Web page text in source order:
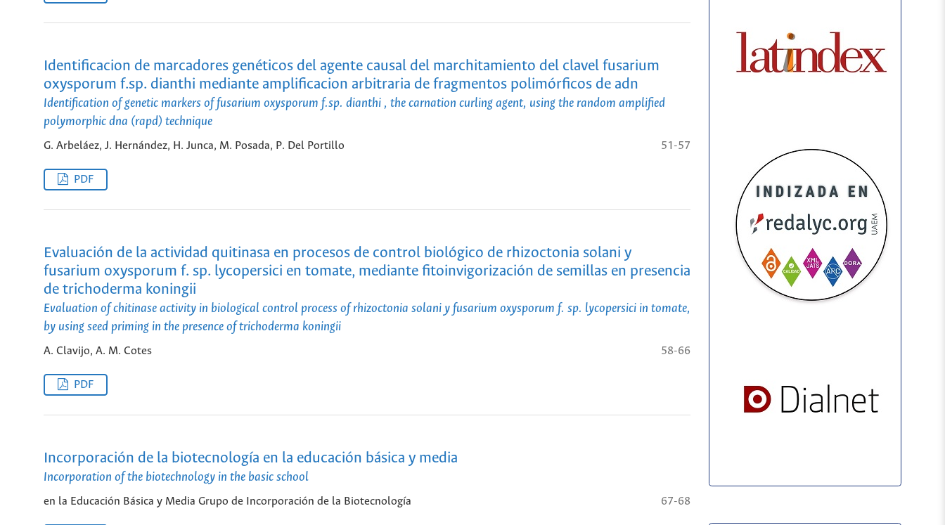
Identificacion de marcadores genéticos del agente causal del marchitamiento del clavel fusarium
oxysporum f.sp. dianthi mediante amplificacion arbitraria de fragmentos polimórficos de adn
Identification of genetic markers of fusarium oxysporum f.sp. dianthi , the carnation curling agent, using the random amplified
polymorphic dna (rapd) technique
G. Arbeláez, J. Hernández, H. Junca, M. Posada, P. Del Portillo 51-57
PDF
Evaluación de la actividad quitinasa en procesos de control biológico de rhizoctonia solani y
fusarium oxysporum f. sp. lycopersici en tomate, mediante fitoinvigorización de semillas en presencia
de trichoderma koningii
Evaluation of chitinase activity in biological control process of rhizoctonia solani y fusarium oxysporum f. sp. lycopersici in tomate,
by using seed priming in the presence of trichoderma koningii
A. Clavijo, A. M. Cotes 58-66
PDF
Incorporación de la biotecnología en la educación básica y media
Incorporation of the biotechnology in the basic school
en la Educación Básica y Media Grupo de Incorporación de la Biotecnología 67-68